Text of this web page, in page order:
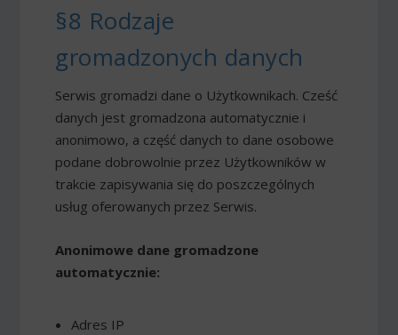
§8 Rodzaje
gromadzonych danych
Serwis gromadzi dane o Użytkownikach. Cześć
danych jest gromadzona automatycznie i
anonimowo, a część danych to dane osobowe
podane dobrowolnie przez Użytkowników w
trakcie zapisywania się do poszczególnych
usług oferowanych przez Serwis.
Anonimowe dane gromadzone
automatycznie:
Adres IP